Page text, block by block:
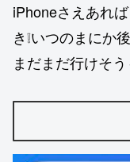
iPhoneさえあれ
き❕いつのまに
まだまだ行けそ